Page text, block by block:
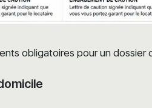
obligatoires pour un dossier